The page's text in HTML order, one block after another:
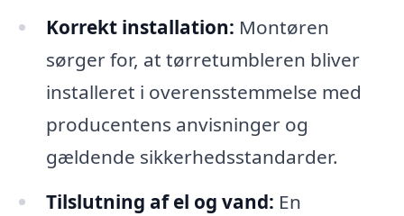
Korrekt installation: Montøren
sørger for, at tørretumbleren bliver
installeret i overensstemmelse med
producentens anvisninger og
gældende sikkerhedsstandarder.
Tilslutning af el og vand: En